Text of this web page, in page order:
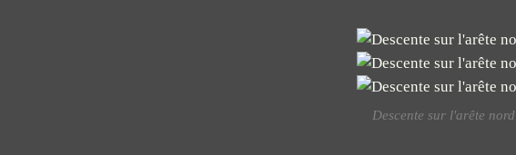
Descente sur l'arête nord